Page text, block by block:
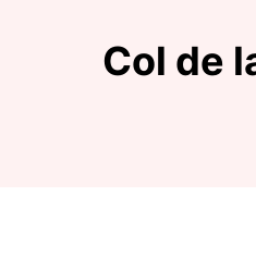
Col de